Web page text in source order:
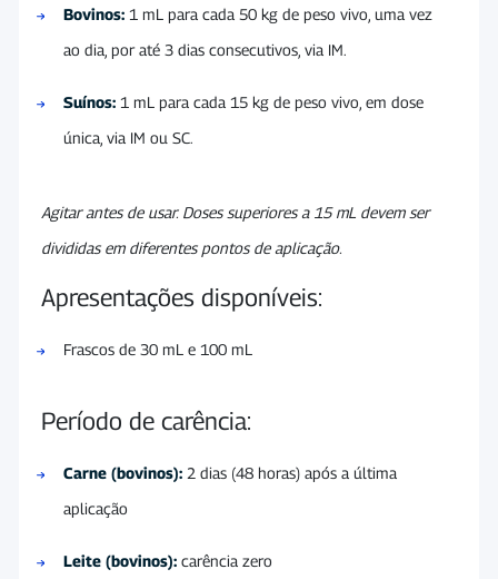
Bovinos: 1 mL para cada 50 kg de peso vivo, uma vez
ao dia, por até 3 dias consecutivos, via IM.
Suínos: 1 mL para cada 15 kg de peso vivo, em dose
única, via IM ou SC.
Agitar antes de usar. Doses superiores a 15 mL devem ser
divididas em diferentes pontos de aplicação.
Apresentações disponíveis:
Frascos de 30 mL e 100 mL
Período de carência:
Carne (bovinos): 2 dias (48 horas) após a última
aplicação
Leite (bovinos): carência zero